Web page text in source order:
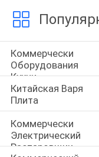
Коммерчески
Оборудования
Кухни
Китайская Варя
Плита
Коммерчески
Электрический
Распаровщик